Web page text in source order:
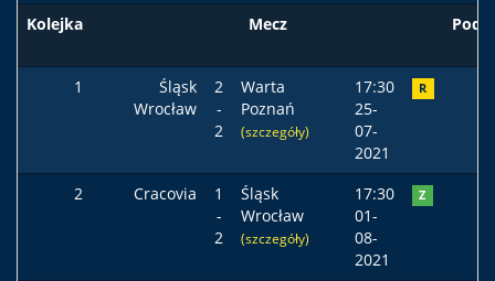
Kolejka Mecz Podst
1
Śląsk
Wrocław
2
-
2
Warta
Poznań
(szczegóły)
17:30
25-
07-
2021
R
2 Cracovia
1
-
2
Śląsk
Wrocław
(szczegóły)
17:30
01-
08-
2021
Z